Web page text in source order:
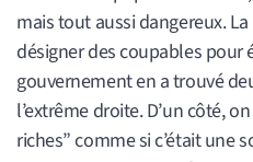
mais tout aussi dangereux. La
désigner des coupables pour
gouvernement en a trouvé
l’extrême droite. D’un côté,
riches” comme si c’était une